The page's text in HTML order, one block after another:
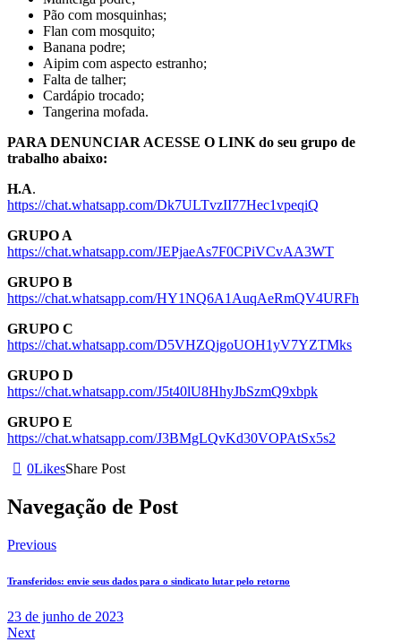
Pão com mosquinhas;
Flan com mosquito;
Banana podre;
Aipim com aspecto estranho;
Falta de talher;
Cardápio trocado;
Tangerina mofada.
PARA DENUNCIAR ACESSE O LINK do seu grupo de
trabalho abaixo:
H.A.
https://chat.whatsapp.com/Dk7ULTvzII77Hec1vpeqiQ
GRUPO A
https://chat.whatsapp.com/JEPjaeAs7F0CPiVCvAA3WT
GRUPO B
https://chat.whatsapp.com/HY1NQ6A1AuqAeRmQV4URFh
GRUPO C
https://chat.whatsapp.com/D5VHZQjgoUOH1yV7YZTMks
GRUPO D
https://chat.whatsapp.com/J5t40lU8HhyJbSzmQ9xbpk
GRUPO E
https://chat.whatsapp.com/J3BMgLQvKd30VOPAtSx5s2
0LikesShare Post
Navegação de Post
Previous
Transferidos: envie seus dados para o sindicato lutar pelo retorno
23 de junho de 2023
Next